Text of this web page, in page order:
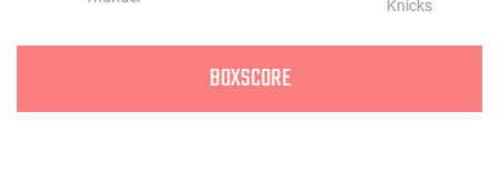
BOXSCORE